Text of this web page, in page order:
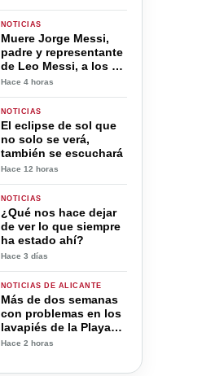
NOTICIAS
Muere Jorge Messi,
padre y representante
de Leo Messi, a los 68
años
Hace 4 horas
NOTICIAS
El eclipse de sol que
no solo se verá,
también se escuchará
Hace 12 horas
NOTICIAS
¿Qué nos hace dejar
de ver lo que siempre
ha estado ahí?
Hace 3 días
NOTICIAS DE ALICANTE
Más de dos semanas
con problemas en los
lavapiés de la Playa
de San Juan: ya
Hace 2 horas